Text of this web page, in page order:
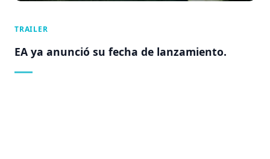
TRAILER
EA ya anunció su fecha de lanzamiento.